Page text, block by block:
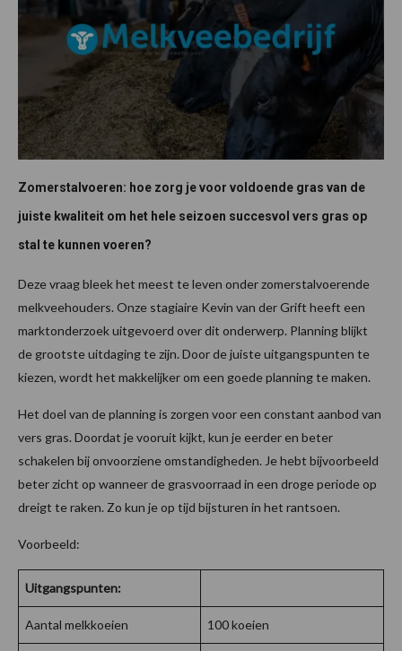
Zomerstalvoeren: hoe zorg je voor voldoende gras van de
juiste kwaliteit om het hele seizoen succesvol vers gras op
stal te kunnen voeren?
Deze vraag bleek het meest te leven onder zomerstalvoerende
melkveehouders. Onze stagiaire Kevin van der Grift heeft een
marktonderzoek uitgevoerd over dit onderwerp. Planning blijkt
de grootste uitdaging te zijn. Door de juiste uitgangspunten te
kiezen, wordt het makkelijker om een goede planning te maken.
Het doel van de planning is zorgen voor een constant aanbod van
vers gras. Doordat je vooruit kijkt, kun je eerder en beter
schakelen bij onvoorziene omstandigheden. Je hebt bijvoorbeeld
beter zicht op wanneer de grasvoorraad in een droge periode op
dreigt te raken. Zo kun je op tijd bijsturen in het rantsoen.
Voorbeeld:
Uitgangspunten:
Aantal melkkoeien 100 koeien